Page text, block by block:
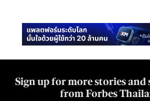
Sign up for more stories and
from Forbes